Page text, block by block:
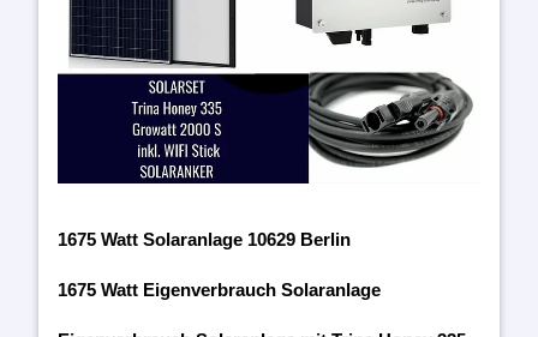
1675 Watt Solaranlage 10629 Berlin
1675 Watt Eigenverbrauch Solaranlage